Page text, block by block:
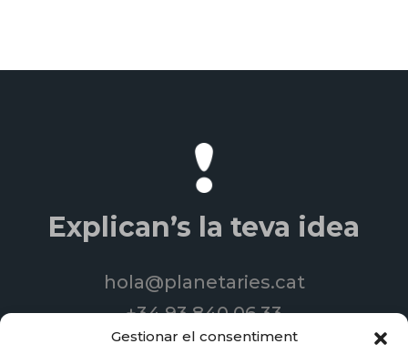
Gestionar el consentiment
Explican’s la teva idea
hola@planetaries.cat
+34 93 840 06 33